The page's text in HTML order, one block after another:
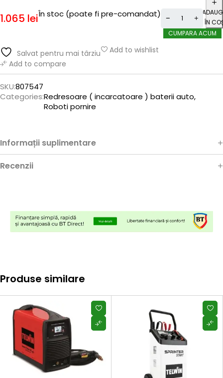
1.065 leiÎn stoc (poate fi pre-comandat)
ÎN
CUMPARA ACUM
Salvat pentru mai târziu
Add to wishlist
Add to compare
SKU:807547
Categories:Redresoare ( incarcatoare ) baterii auto,
Roboti pornire
Informații suplimentare
Recenzii
Produse similare